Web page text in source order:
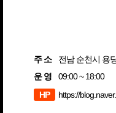
주 소
전남 순천시 용
운 영
09:00 ~ 18:00
HP
https://